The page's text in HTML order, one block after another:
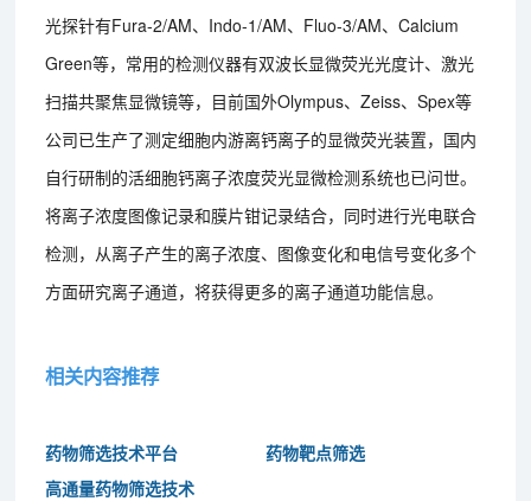
光探针有Fura-2/AM、Indo-1/AM、Fluo-3/AM、Calcium
Green等，常用的检测仪器有双波长显微荧光光度计、激光
扫描共聚焦显微镜等，目前国外Olympus、Zeiss、Spex等
公司已生产了测定细胞内游离钙离子的显微荧光装置，国内
自行研制的活细胞钙离子浓度荧光显微检测系统也已问世。
将离子浓度图像记录和膜片钳记录结合，同时进行光电联合
检测，从离子产生的离子浓度、图像变化和电信号变化多个
方面研究离子通道，将获得更多的离子通道功能信息。
相关内容推荐
药物筛选技术平台
药物靶点筛选
高通量药物筛选技术